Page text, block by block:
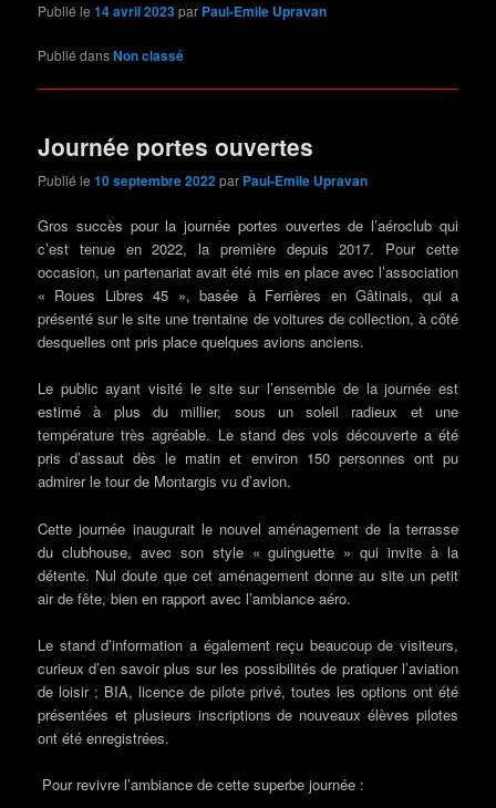
Publié le14 avril 2023par Paul-Emile Upravan
Publié dansNon classé
Journée portes ouvertes
Publié le10 septembre 2022par Paul-Emile Upravan
Gros succès pour la journée portes ouvertes de l’aéroclub qui
c’est tenue en 2022, la première depuis 2017. Pour cette
occasion, un partenariat avait été mis en place avec l’association
« Roues Libres 45 », basée à Ferrières en Gâtinais, qui a
présenté sur le site une trentaine de voitures de collection, à côté
desquelles ont pris place quelques avions anciens.
Le public ayant visité le site sur l’ensemble de la journée est
estimé à plus du millier, sous un soleil radieux et une
température très agréable. Le stand des vols découverte a été
pris d’assaut dès le matin et environ 150 personnes ont pu
admirer le tour de Montargis vu d’avion.
Cette journée inaugurait le nouvel aménagement de la terrasse
du clubhouse, avec son style « guinguette » qui invite à la
détente. Nul doute que cet aménagement donne au site un petit
air de fête, bien en rapport avec l’ambiance aéro.
Le stand d’information a également reçu beaucoup de visiteurs,
curieux d’en savoir plus sur les possibilités de pratiquer l’aviation
de loisir ; BIA, licence de pilote privé, toutes les options ont été
présentées et plusieurs inscriptions de nouveaux élèves pilotes
ont été enregistrées.
Pour revivre l’ambiance de cette superbe journée :